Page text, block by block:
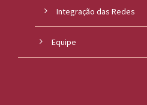
Integração das Redes
Equipe